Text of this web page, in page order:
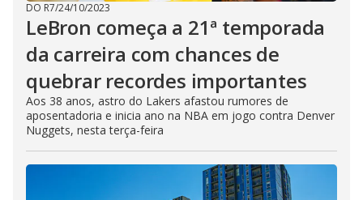
DO R7/24/10/2023
LeBron começa a 21ª temporada
da carreira com chances de
quebrar recordes importantes
Aos 38 anos, astro do Lakers afastou rumores de
aposentadoria e inicia ano na NBA em jogo contra Denver
Nuggets, nesta terça-feira